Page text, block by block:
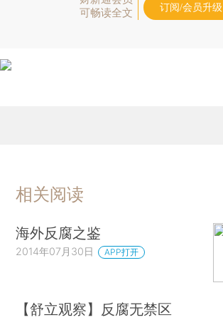
可畅读全文
订阅/会员升级
相关阅读
海外反腐之鉴
2014年07月30日 APP打开
【舒立观察】反腐无禁区